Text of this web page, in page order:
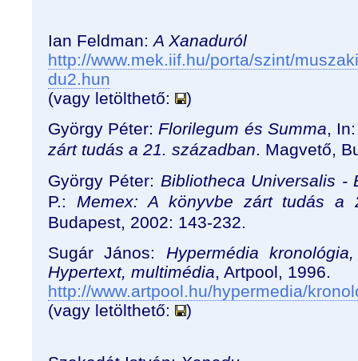
Ian Feldman:A Xanaduról
http://www.mek.iif.hu/porta/szint/
du2.hun
(vagy letölthető:
)
György Péter: Florilegum és Summa,
zárt tudás a 21. században. Magvető,
György Péter: Bibliotheca Universalis -
P.: Memex: A könyvbe zárt tudás a
Budapest, 2002: 143-232.
Sugár János: Hypermédia
Hypertext, multimédia, Artpool, 1996.
http://www.artpool.hu/hypermedia/
(vagy letölthető:
)